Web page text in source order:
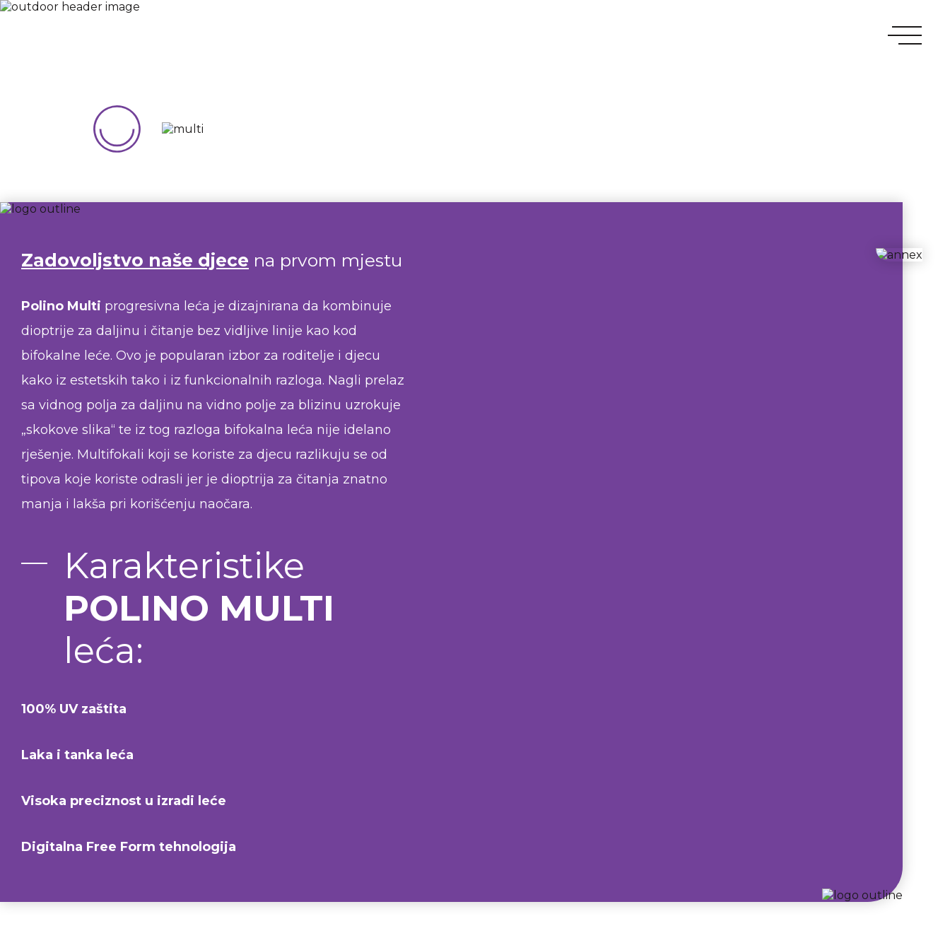
Zadovoljstvo naše djece na prvom mjestu
Polino Multi progresivna leća je dizajnirana da kombinuje
dioptrije za daljinu i čitanje bez vidljive linije kao kod
bifokalne leće. Ovo je popularan izbor za roditelje i djecu
kako iz estetskih tako i iz funkcionalnih razloga. Nagli prelaz
sa vidnog polja za daljinu na vidno polje za blizinu uzrokuje
„skokove slika“ te iz tog razloga bifokalna leća nije idelano
rješenje. Multifokali koji se koriste za djecu razlikuju se od
tipova koje koriste odrasli jer je dioptrija za čitanja znatno
manja i lakša pri korišćenju naočara.
Karakteristike
POLINO MULTI
leća:
100% UV zaštita
Laka i tanka leća
Visoka preciznost u izradi leće
Digitalna Free Form tehnologija